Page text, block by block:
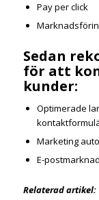
Pay per click
Sedan
för att
kunder:
Optimerade
Marketing
E-
Relaterad artikel: